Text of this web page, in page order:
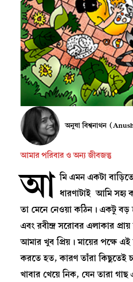
অনুষা বিশ্বনাথন
আমার পরিবার ও অন্য জীবজন্তু
আ মি এমন একটা
ধারণাটাই আমি সহ্য
তা মেনে নেওয়া কঠিন। একটু বড়
এবং রবীন্দ্র সরোবর এলাকার
আমার খুব প্রিয়। মায়ের পক্ষে
করতে হত, কারণ তাঁরা কিছুতেই
খাবার খেয়ে নিক, যেন তারা